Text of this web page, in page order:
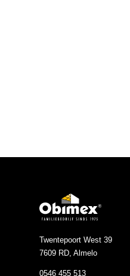
Twentepoort West 39
7609 RD, Almelo
0546 455 513